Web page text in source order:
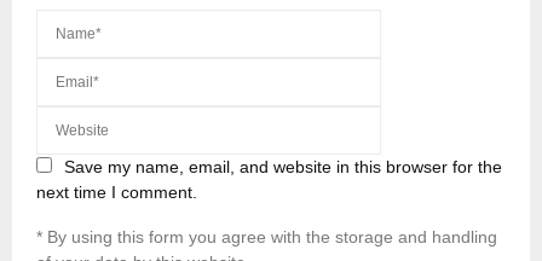
Save my name, email, and website in this browser for the
next time I comment.
* By using this form you agree with the storage and handling